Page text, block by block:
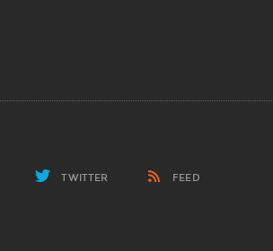
TWITTER FEED